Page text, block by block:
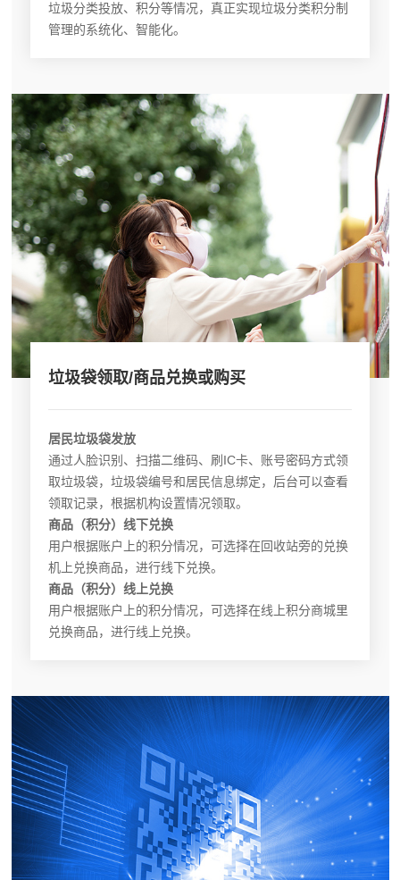
垃圾分类投放、积分等情况，真正实现垃圾分类积分制
管理的系统化、智能化。
垃圾袋领取/商品兑换或购买
居民垃圾袋发放
通过人脸识别、扫描二维码、刷IC卡、账号密码方式领
取垃圾袋，垃圾袋编号和居民信息绑定，后台可以查看
领取记录，根据机构设置情况领取。
商品（积分）线下兑换
用户根据账户上的积分情况，可选择在回收站旁的兑换
机上兑换商品，进行线下兑换。
商品（积分）线上兑换
用户根据账户上的积分情况，可选择在线上积分商城里
兑换商品，进行线上兑换。